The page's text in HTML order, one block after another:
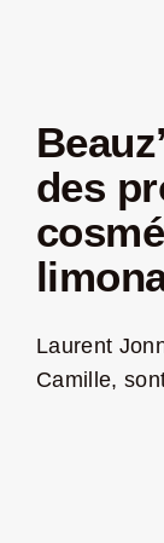
des
Laurent
Camille,